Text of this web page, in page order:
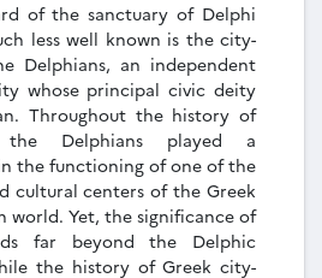
of the sanctuary of Delphi
less well known is the city-
Delphians, an independent
whose principal civic deity
Throughout the history of
the Delphians played a
the functioning of one of the
cultural centers of the Greek
world. Yet, the significance of
far beyond the Delphic
the history of Greek city-